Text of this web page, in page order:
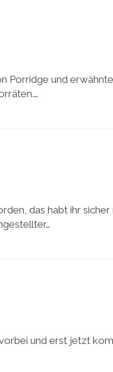
Porridge und
das habt ihr
und erst jetzt